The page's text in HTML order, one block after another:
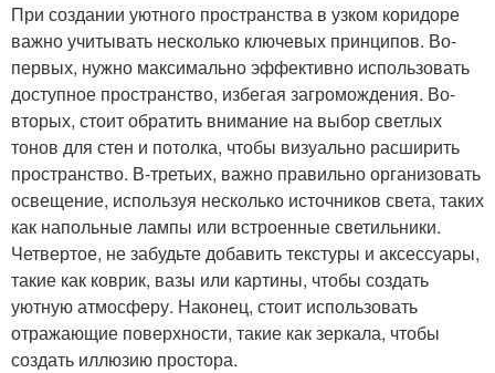
При создании уютного пространства в узком коридоре
важно учитывать несколько ключевых принципов. Во-
первых, нужно максимально эффективно использовать
доступное пространство, избегая загромождения. Во-
вторых, стоит обратить внимание на выбор светлых
тонов для стен и потолка, чтобы визуально расширить
пространство. В-третьих, важно правильно организовать
освещение, используя несколько источников света, таких
как напольные лампы или встроенные светильники.
Четвертое, не забудьте добавить текстуры и аксессуары,
такие как коврик, вазы или картины, чтобы создать
уютную атмосферу. Наконец, стоит использовать
отражающие поверхности, такие как зеркала, чтобы
создать иллюзию простора.